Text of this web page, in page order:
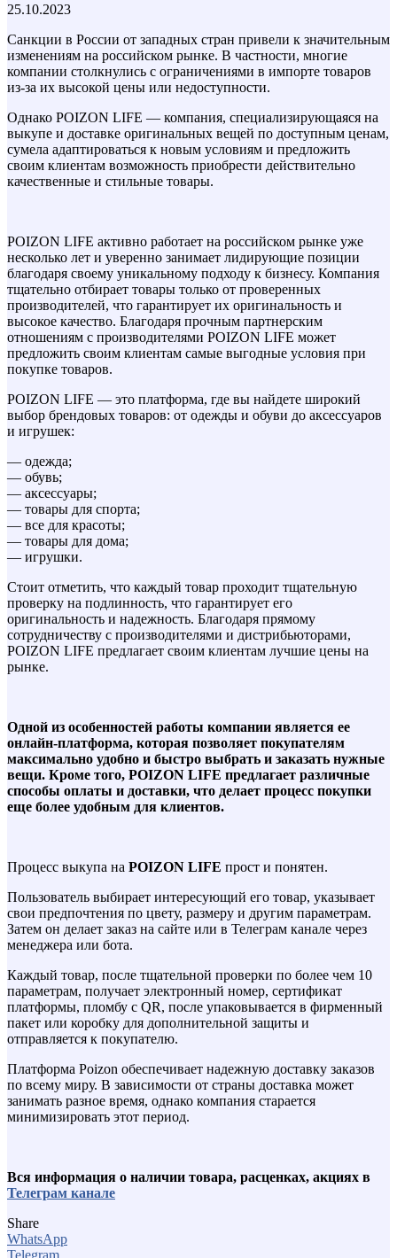
25.10.2023
Санкции в России от западных стран привели к значительным
изменениям на российском рынке. В частности, многие
компании столкнулись с ограничениями в импорте товаров
из-за их высокой цены или недоступности.
Однако POIZON LIFE — компания, специализирующаяся на
выкупе и доставке оригинальных вещей по доступным ценам,
сумела адаптироваться к новым условиям и предложить
своим клиентам возможность приобрести действительно
качественные и стильные товары.
POIZON LIFE активно работает на российском рынке уже
несколько лет и уверенно занимает лидирующие позиции
благодаря своему уникальному подходу к бизнесу. Компания
тщательно отбирает товары только от проверенных
производителей, что гарантирует их оригинальность и
высокое качество. Благодаря прочным партнерским
отношениям с производителями POIZON LIFE может
предложить своим клиентам самые выгодные условия при
покупке товаров.
POIZON LIFE — это платформа, где вы найдете широкий
выбор брендовых товаров: от одежды и обуви до аксессуаров
и игрушек:
— одежда;
— обувь;
— аксессуары;
— товары для спорта;
— все для красоты;
— товары для дома;
— игрушки.
Стоит отметить, что каждый товар проходит тщательную
проверку на подлинность, что гарантирует его
оригинальность и надежность. Благодаря прямому
сотрудничеству с производителями и дистрибьюторами,
POIZON LIFE предлагает своим клиентам лучшие цены на
рынке.
Одной из особенностей работы компании является ее
онлайн-платформа, которая позволяет покупателям
максимально удобно и быстро выбрать и заказать нужные
вещи. Кроме того, POIZON LIFE предлагает различные
способы оплаты и доставки, что делает процесс покупки
еще более удобным для клиентов.
Процесс выкупа на POIZON LIFE прост и понятен.
Пользователь выбирает интересующий его товар, указывает
свои предпочтения по цвету, размеру и другим параметрам.
Затем он делает заказ на сайте или в Телеграм канале через
менеджера или бота.
Каждый товар, после тщательной проверки по более чем 10
параметрам, получает электронный номер, сертификат
платформы, пломбу с QR, после упаковывается в фирменный
пакет или коробку для дополнительной защиты и
отправляется к покупателю.
Платформа Poizon обеспечивает надежную доставку заказов
по всему миру. В зависимости от страны доставка может
занимать разное время, однако компания старается
минимизировать этот период.
Вся информация о наличии товара, расценках, акциях в
Телеграм канале
Share
WhatsApp
Telegram